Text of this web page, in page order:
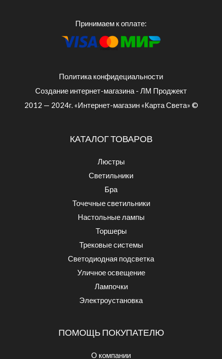
Принимаем к оплате:
Политика конфидециальности
Создание интернет-магазина - ЛМ Проджект
2012 — 2024г. «Интернет-магазин «Карта Света» ©
КАТАЛОГ ТОВАРОВ
Люстры
Светильники
Бра
Точечные светильники
Настольные лампы
Торшеры
Трековые системы
Светодиодная подсветка
Уличное освещение
Лампочки
Электроустановка
ПОМОЩЬ ПОКУПАТЕЛЮ
О компании